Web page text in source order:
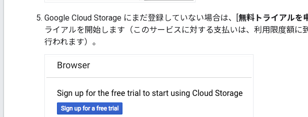
Google Cloud Storage にまだ登録していない場合は、[無料トライアルを
ライアルを開始します（このサービスに対する支払いは、利用限度額に
行われます）。